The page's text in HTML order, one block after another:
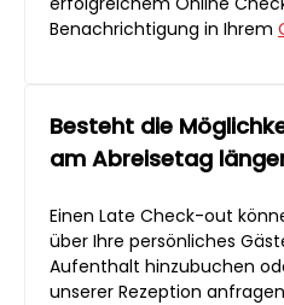
Benachrichtigung in Ihrem
Besteht die
am Abreisetag
Einen Late Check-out
über Ihre persönliches
Aufenthalt hinzubuchen
unserer Rezeption